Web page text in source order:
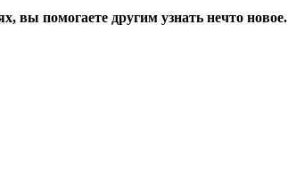
вы помогаете другим узнать нечто новое.